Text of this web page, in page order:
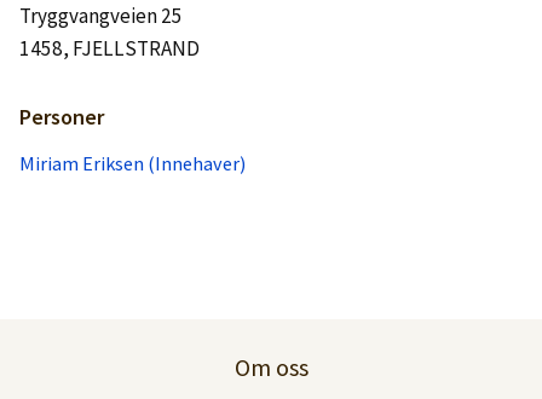
Tryggvangveien 25
1458, FJELLSTRAND
Personer
Miriam Eriksen (Innehaver)
Om oss